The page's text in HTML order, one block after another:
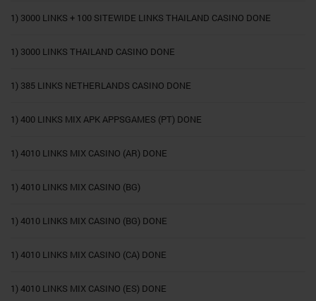
1) 3000 LINKS + 100 SITEWIDE LINKS THAILAND CASINO DONE
1) 3000 LINKS THAILAND CASINO DONE
1) 385 LINKS NETHERLANDS CASINO DONE
1) 400 LINKS MIX APK APPSGAMES (PT) DONE
1) 4010 LINKS MIX CASINO (AR) DONE
1) 4010 LINKS MIX CASINO (BG)
1) 4010 LINKS MIX CASINO (BG) DONE
1) 4010 LINKS MIX CASINO (CA) DONE
1) 4010 LINKS MIX CASINO (ES) DONE